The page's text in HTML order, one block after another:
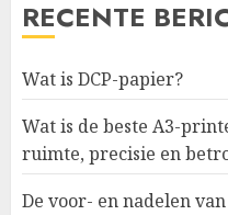
RECENTE
Wat is DCP-papier?
Wat is de beste A3-
ruimte, precisie en
De voor- en nadelen